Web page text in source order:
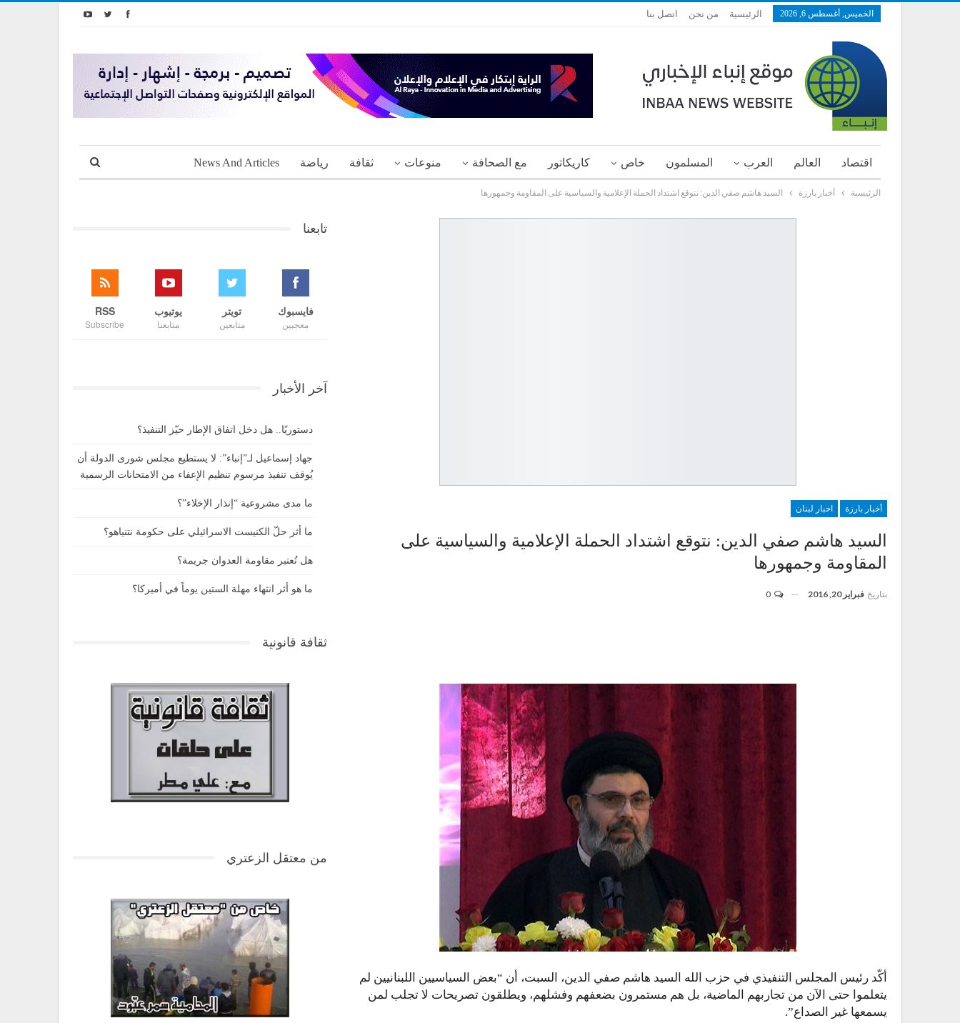
الخميس, أغسطس 6, 2026 الرئيسية من نحن اتصل بنا
اقتصاد العالم العرب المسلمون خاص كاريكاتور مع الصحافة منوعات ثقافة رياضة News And Articles
الرئيسية أخبار بارزة السيد هاشم صفي الدين: نتوقع اشتداد الحملة الإعلامية والسياسية على المقاومة وجمهورها
أخبار بارزة اخبار لبنان
السيد هاشم صفي الدين: نتوقع اشتداد الحملة الإعلامية والسياسية على
المقاومة وجمهورها
بتاريخ فبراير 20, 2016
أكّد رئيس المجلس التنفيذي في حزب الله السيد هاشم صفي الدين، السبت، أن “بعض السياسيين اللبنانيين لم
يتعلموا حتى الآن من تجاربهم الماضية، بل هم مستمرون بضعفهم وفشلهم، ويطلقون تصريحات لا تجلب لمن
يسمعها غير الصداع”.
تابعنا
فايسبوك
معجبين
تويتر
متابعين
يوتيوب
متابعنا
RSS
Subscribe
آخر الأخبار
دستوريًا.. هل دخل اتفاق الإطار حيّز التنفيذ؟
جهاد إسماعيل لـ”إنباء”: لا يستطيع مجلس شورى الدولة أن
يُوقف تنفيذ مرسوم تنظيم الإعفاء من الامتحانات الرسمية
ما مدى مشروعية “إنذار الإخلاء”؟
ما أثر حلّ الكنيست الاسرائيلي على حكومة نتنياهو؟
هل تُعتبر مقاومة العدوان جريمة؟
ما هو أثر انتهاء مهلة الستين يوماً في أميركا؟
ثقافة قانونية
من معتقل الزعتري